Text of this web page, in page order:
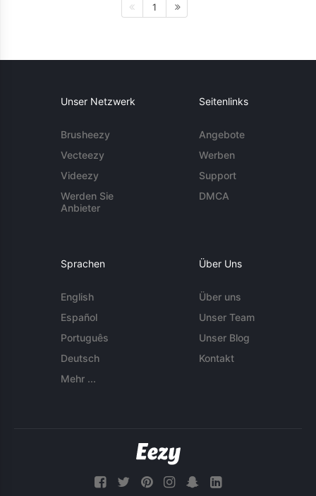
1
Unser Netzwerk
Brusheezy
Vecteezy
Videezy
Werden Sie
Anbieter
Seitenlinks
Angebote
Werben
Support
DMCA
Sprachen
English
Español
Português
Deutsch
Mehr ...
Über Uns
Über uns
Unser Team
Unser Blog
Kontakt